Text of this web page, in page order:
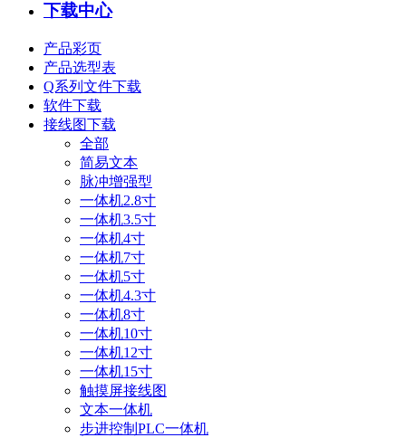
下载中心
产品彩页
产品选型表
Q系列文件下载
软件下载
接线图下载
全部
简易文本
脉冲增强型
一体机2.8寸
一体机3.5寸
一体机4寸
一体机7寸
一体机5寸
一体机4.3寸
一体机8寸
一体机10寸
一体机12寸
一体机15寸
触摸屏接线图
文本一体机
步进控制PLC一体机